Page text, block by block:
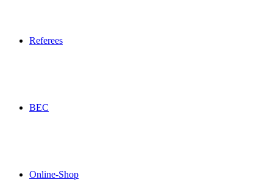
Referees
BEC
Online-Shop